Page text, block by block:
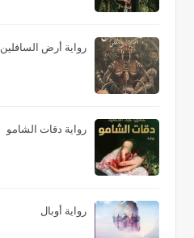
رواية أرض السافلين
رواية دقات الشامو
رواية أوبال